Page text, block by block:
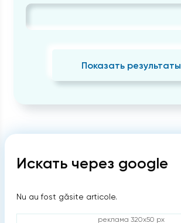
Показать результаты
Искать через google
Nu au fost găsite articole.
реклама 320x50 px